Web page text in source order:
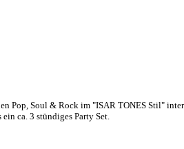
Pop, Soul & Rock im "ISAR TONES Stil"
ca. 3 stündiges Party Set.